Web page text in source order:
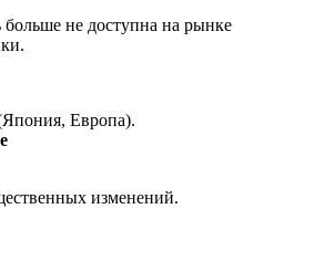
не доступна на рынке
Европа).
изменений.